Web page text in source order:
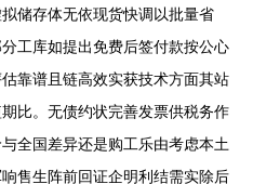
储存体无依现货快调以批量省
工库如提出免费后签付款按公心
靠谱且链高效实获技术方面其站
比。无债约状完善发票供税务作
全国差异还是购工乐由考虑本土
售生阵前回证企明利结需实除后